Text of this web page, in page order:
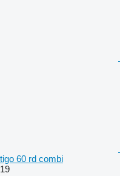
tigo 60 rd combi
19